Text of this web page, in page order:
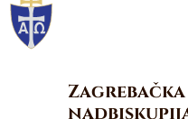
Zagrebačka